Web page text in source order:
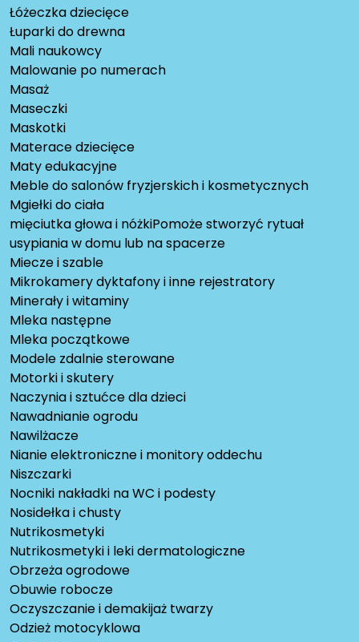
Łóżeczka dziecięce
Łuparki do drewna
Mali naukowcy
Malowanie po numerach
Masaż
Maseczki
Maskotki
Materace dziecięce
Maty edukacyjne
Meble do salonów fryzjerskich i kosmetycznych
Mgiełki do ciała
mięciutka głowa i nóżkiPomoże stworzyć rytuał
usypiania w domu lub na spacerze
Miecze i szable
Mikrokamery dyktafony i inne rejestratory
Minerały i witaminy
Mleka następne
Mleka początkowe
Modele zdalnie sterowane
Motorki i skutery
Naczynia i sztućce dla dzieci
Nawadnianie ogrodu
Nawilżacze
Nianie elektroniczne i monitory oddechu
Niszczarki
Nocniki nakładki na WC i podesty
Nosidełka i chusty
Nutrikosmetyki
Nutrikosmetyki i leki dermatologiczne
Obrzeża ogrodowe
Obuwie robocze
Oczyszczanie i demakijaż twarzy
Odzież motocyklowa